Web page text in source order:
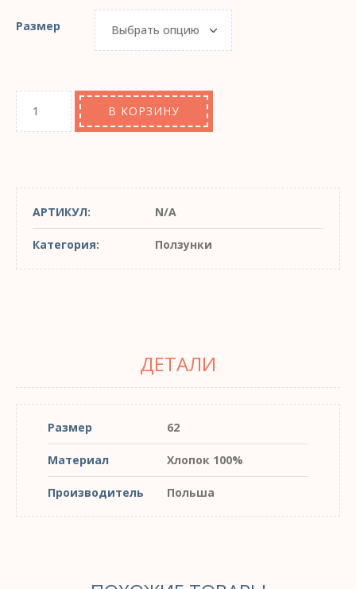
Размер
В КОРЗИНУ
АРТИКУЛ: N/A
Категория: Ползунки
ДЕТАЛИ
Размер 62
Материал Хлопок 100%
Производитель Польша